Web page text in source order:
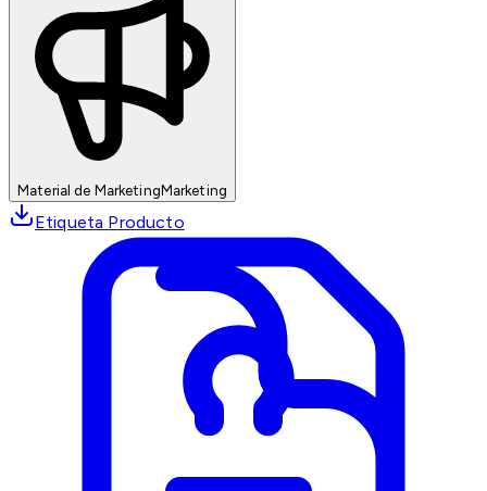
Material de MarketingMarketing
Etiqueta Producto